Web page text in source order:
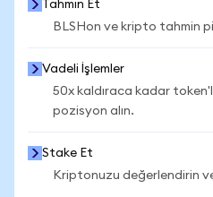
Tahmin Et
BLSHon ve kripto tahmin
Vadeli İşlemler
50x kaldıraca kadar
pozisyon alın.
Stake Et
Kriptonuzu değerlendirin